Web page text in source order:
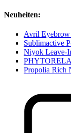
Neuheiten:
Avril
Sublimactive
Niyok Leave-
Propolia Rich